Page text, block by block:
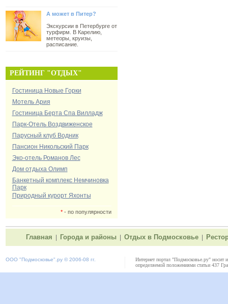
А может в Питер?
Экскурсии в Петербурге от
турфирм. В Карелию,
метеоры, круизы,
расписание.
РЕЙТИНГ "ОТДЫХ"
Гостиница Новые Горки
Мотель Ария
Гостиница Берта Спа Вилладж
Парк-Отель Воздвиженское
Парусный клуб Водник
Пансион Никольский Парк
Эко-отель Романов Лес
Дом отдыха Олимп
Банкетный комплекс Немчиновка
Парк
Природный курорт Яхонты
*- по популярности
Главная Города и районы Отдых в Подмосковье
ООО "Подмосковье" .ру © 2006-08 гг.
Интернет портал "Подмосковье.ру" носит
определяемой положениями статьи 437